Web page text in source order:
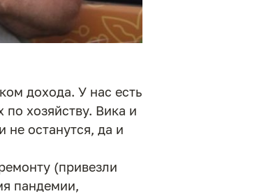
дохода. У нас есть
по хозяйству. Вика и
останутся, да и
(привезли
пандемии,